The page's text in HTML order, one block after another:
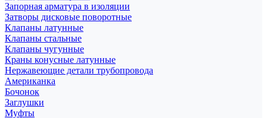
Запорная арматура в изоляции
Затворы дисковые поворотные
Клапаны латунные
Клапаны стальные
Клапаны чугунные
Краны конусные латунные
Нержавеющие детали трубопровода
Американка
Бочонок
Заглушки
Муфты